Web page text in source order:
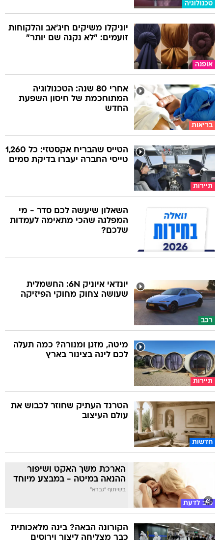
טכנולוגיה
אופנה
יוניקלו משיקים חיג'אב והלקוחות
זועמים: "לא נקנה שם יותר"
בריאות
אחרי 80 שנה: הטכנולוגיה
המתוחכמת של חיסון השפעת
החדש
תיירות
הטייס שהבריח אקסטזי: כל 1,260
טייסי החברה יעברו בדיקת סמים
השאלון שיעשה לכם סדר - מי
המפלגה שהכי מתאימה לעמדות
שלכם?
רכב
יונדאי איוניק 6N: החשמלית
שעושה צחוק מחוקי הפיזיקה
תיירות
מיטה, מזגן ומנורה? כמה תעלה
לכם לינה בצינור בארץ
חדשות
הטרנד העתיק שחוזר לכבוש את
עולם העיצוב
טוב לדעת
הארכת משך האקט ושיפור
ההנאה במיטה - במבצע מיוחד
בשיתוף "גברא"
הקורונה הבאה? בינה מלאכותית
כבר מצליחה ליצור וירוסים